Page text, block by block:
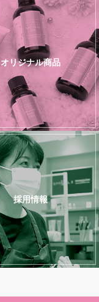
オリジナル商品
採用情報